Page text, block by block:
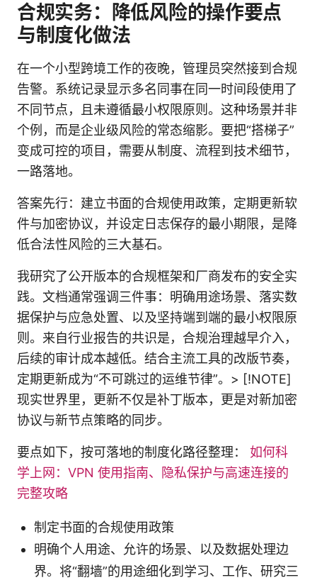
合规实务：降低风险的操作要点
与制度化做法
在一个小型跨境工作的夜晚，管理员突然接到合规
告警。系统记录显示多名同事在同一时间段使用了
不同节点，且未遵循最小权限原则。这种场景并非
个例，而是企业级风险的常态缩影。要把“搭梯子”
变成可控的项目，需要从制度、流程到技术细节，
一路落地。
答案先行：建立书面的合规使用政策，定期更新软
件与加密协议，并设定日志保存的最小期限，是降
低合法性风险的三大基石。
我研究了公开版本的合规框架和厂商发布的安全实
践。文档通常强调三件事：明确用途场景、落实数
据保护与应急处置、以及坚持端到端的最小权限原
则。来自行业报告的共识是，合规治理越早介入，
后续的审计成本越低。结合主流工具的改版节奏，
定期更新成为“不可跳过的运维节律”。> [!NOTE]
现实世界里，更新不仅是补丁版本，更是对新加密
协议与新节点策略的同步。
要点如下，按可落地的制度化路径整理： 如何科
学上网：VPN 使用指南、隐私保护与高速连接的
完整攻略
制定书面的合规使用政策
明确个人用途、允许的场景、以及数据处理边
界。将“翻墙”的用途细化到学习、工作、研究三